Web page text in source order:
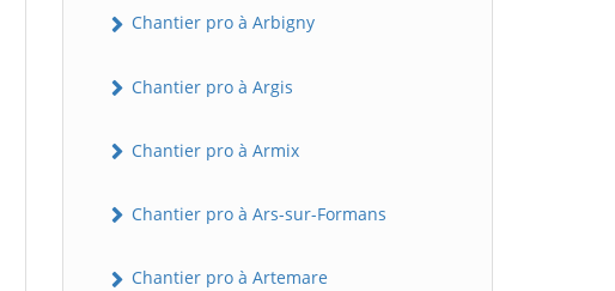
Chantier pro à Arbigny
Chantier pro à Argis
Chantier pro à Armix
Chantier pro à Ars-sur-Formans
Chantier pro à Artemare